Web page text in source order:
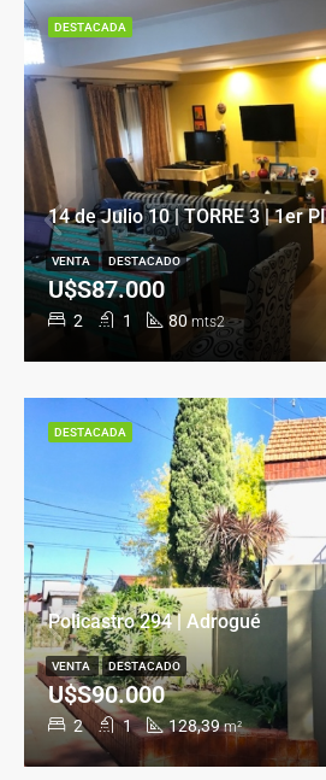
14 de Julio 10 | TORRE 3 | 1er
2 1 80 mts2
U$S87.000
VENTA DESTACADO
DESTACADA
Policastro 294 | Adrogué
2 1 128,39 m²
U$S90.000
VENTA DESTACADO
DESTACADA